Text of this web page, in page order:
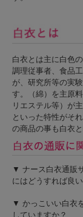
白衣とは主に白色
調理従事者、食品
が、研究所等の実
す。（綿）を主原
リエステル等）が
といった特性がそ
の商品の事も白衣
▼ ナース白衣通販
にはどうすれば良
▼ かっこいい白衣
していますか？